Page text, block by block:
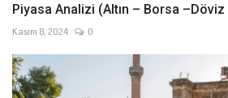
Piyasa Analizi (Altın – Borsa –Döviz
Kasım 8, 2024 0